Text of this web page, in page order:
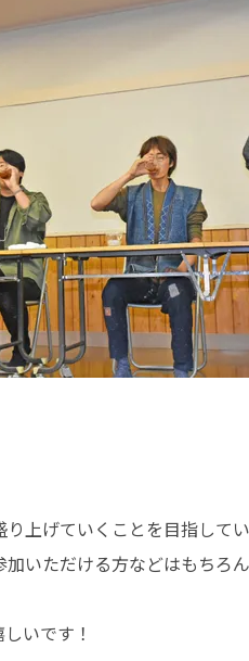
上げていくことを目指してい
いただける方などはもちろ
いです！